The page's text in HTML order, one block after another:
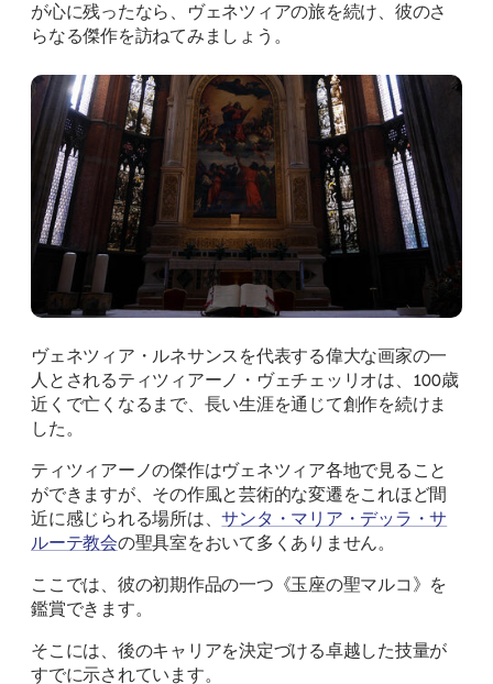
が心に残ったなら、ヴェネツィアの旅を続け、彼のさ
らなる傑作を訪ねてみましょう。
ヴェネツィア・ルネサンスを代表する偉大な画家の一
人とされるティツィアーノ・ヴェチェッリオは、100歳
近くで亡くなるまで、長い生涯を通じて創作を続けま
した。
ティツィアーノの傑作はヴェネツィア各地で見ること
ができますが、その作風と芸術的な変遷をこれほど間
近に感じられる場所は、サンタ・マリア・デッラ・サ
ルーテ教会の聖具室をおいて多くありません。
ここでは、彼の初期作品の一つ《玉座の聖マルコ》を
鑑賞できます。
そこには、後のキャリアを決定づける卓越した技量が
すでに示されています。